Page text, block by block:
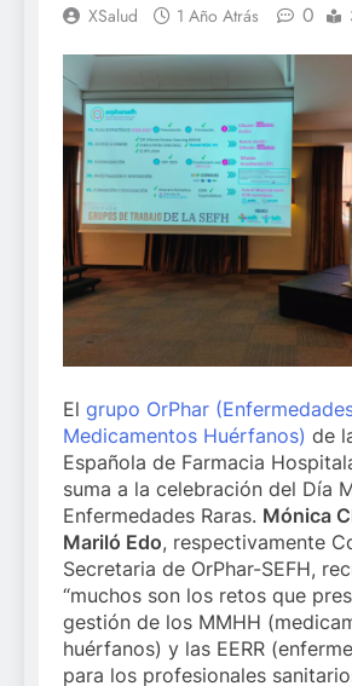
XSalud 1 Año Atrás 0
El grupo OrPhar
Medicamentos Huérfanos) de
Española de Farmacia
suma a la celebración del Día
Enfermedades Raras. Mónica
Mariló Edo, respectivamente
Secretaria de OrPhar-SEFH,
“muchos son los retos que
gestión de los MMHH
huérfanos) y las EERR
para los profesionales